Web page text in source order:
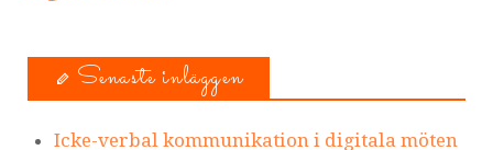
Senaste inläggen
Icke-verbal kommunikation i digitala möten